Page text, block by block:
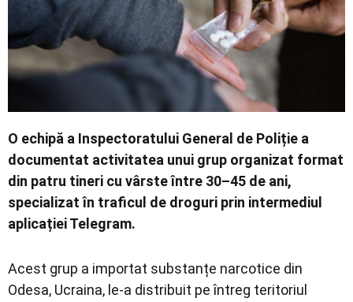
O echipă a Inspectoratului General de Poliție a
documentat activitatea unui grup organizat format
din patru tineri cu vârste între 30–45 de ani,
specializat în traficul de droguri prin intermediul
aplicației Telegram.
Acest grup a importat substanțe narcotice din
Odesa, Ucraina, le-a distribuit pe întreg teritoriul